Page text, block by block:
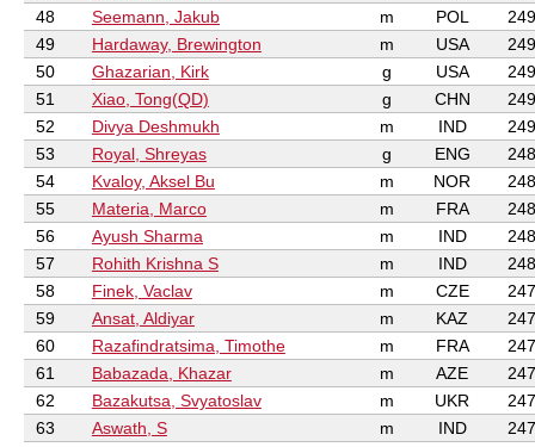
48
Seemann, Jakub m POL
49
Hardaway, Brewington m USA
50
Ghazarian, Kirk g USA
51
Xiao, Tong(QD) g CHN
52
Divya Deshmukh m IND
53
Royal, Shreyas g ENG
54
Kvaloy, Aksel Bu m NOR
55
Materia, Marco m FRA
56
Ayush Sharma m IND
57
Rohith Krishna S m IND
58
Finek, Vaclav m CZE
59
Ansat, Aldiyar m KAZ
60
Razafindratsima, Timothe m FRA
61
Babazada, Khazar m AZE
62
Bazakutsa, Svyatoslav m UKR
63
Aswath, S m IND